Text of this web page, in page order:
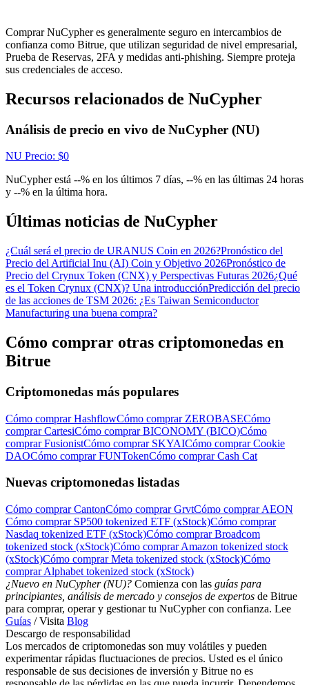
Comprar NuCypher es generalmente seguro en intercambios de
confianza como Bitrue, que utilizan seguridad de nivel empresarial,
Prueba de Reservas, 2FA y medidas anti-phishing. Siempre proteja
sus credenciales de acceso.
Recursos relacionados de NuCypher
Análisis de precio en vivo de NuCypher (NU)
NU Precio: $0
NuCypher está --% en los últimos 7 días, --% en las últimas 24 horas
y --% en la última hora.
Últimas noticias de NuCypher
¿Cuál será el precio de URANUS Coin en 2026?Pronóstico del
Precio del Artificial Inu (AI) Coin y Objetivo 2026Pronóstico de
Precio del Crynux Token (CNX) y Perspectivas Futuras 2026¿Qué
es el Token Crynux (CNX)? Una introducciónPredicción del precio
de las acciones de TSM 2026: ¿Es Taiwan Semiconductor
Manufacturing una buena compra?
Cómo comprar otras criptomonedas en
Bitrue
Criptomonedas más populares
Cómo comprar HashflowCómo comprar ZEROBASECómo
comprar CartesiCómo comprar BICONOMY (BICO)Cómo
comprar FusionistCómo comprar SKYAICómo comprar Cookie
DAOCómo comprar FUNTokenCómo comprar Cash Cat
Nuevas criptomonedas listadas
Cómo comprar CantonCómo comprar GrvtCómo comprar AEON
Cómo comprar SP500 tokenized ETF (xStock)Cómo comprar
Nasdaq tokenized ETF (xStock)Cómo comprar Broadcom
tokenized stock (xStock)Cómo comprar Amazon tokenized stock
(xStock)Cómo comprar Meta tokenized stock (xStock)Cómo
comprar Alphabet tokenized stock (xStock)
¿Nuevo en NuCypher (NU)? Comienza con las guías para
principiantes, análisis de mercado y consejos de expertos de Bitrue
para comprar, operar y gestionar tu NuCypher con confianza. Lee
Guías / Visita Blog
Descargo de responsabilidad
Los mercados de criptomonedas son muy volátiles y pueden
experimentar rápidas fluctuaciones de precios. Usted es el único
responsable de sus decisiones de inversión y Bitrue no es